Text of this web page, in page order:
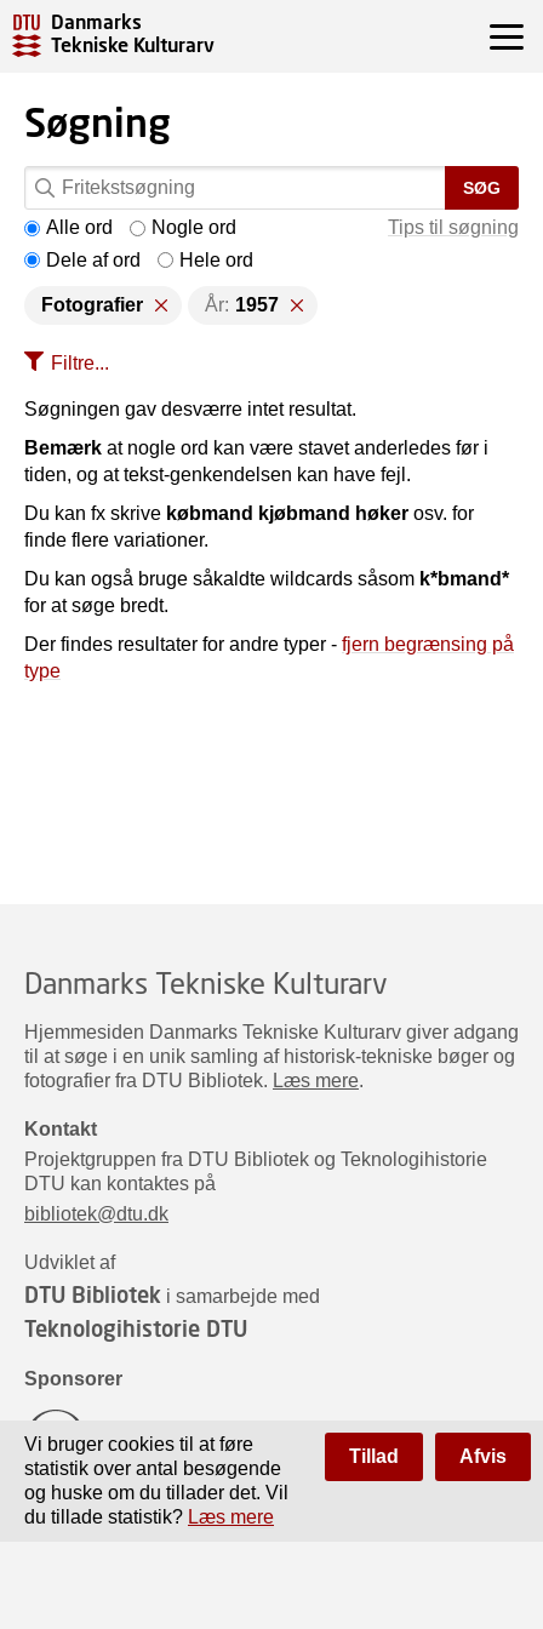
Danmarks
Tekniske Kulturarv
Søgning
SØG
Tips til søgning
Alle ord
Nogle ord
Dele af ord
Hele ord
Fotografier År: 1957
Filtre...
Søgningen gav desværre intet resultat.
Bemærk at nogle ord kan være stavet anderledes før i
tiden, og at tekst-genkendelsen kan have fejl.
Du kan fx skrive købmand kjøbmand høker osv. for
finde flere variationer.
Du kan også bruge såkaldte wildcards såsom k*bmand*
for at søge bredt.
Der findes resultater for andre typer - fjern begrænsing på
type
Danmarks Tekniske Kulturarv
Hjemmesiden Danmarks Tekniske Kulturarv giver adgang
til at søge i en unik samling af historisk-tekniske bøger og
fotografier fra DTU Bibliotek. Læs mere.
Kontakt
Projektgruppen fra DTU Bibliotek og Teknologihistorie
DTU kan kontaktes på
bibliotek@dtu.dk
Udviklet af
DTU Bibliotek i samarbejde med
Teknologihistorie DTU
Sponsorer
Vi bruger cookies til at føre
statistik over antal besøgende
og huske om du tillader det. Vil
du tillade statistik? Læs mere
Tillad Afvis